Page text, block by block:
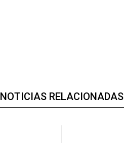
NOTICIAS RELACIONADAS